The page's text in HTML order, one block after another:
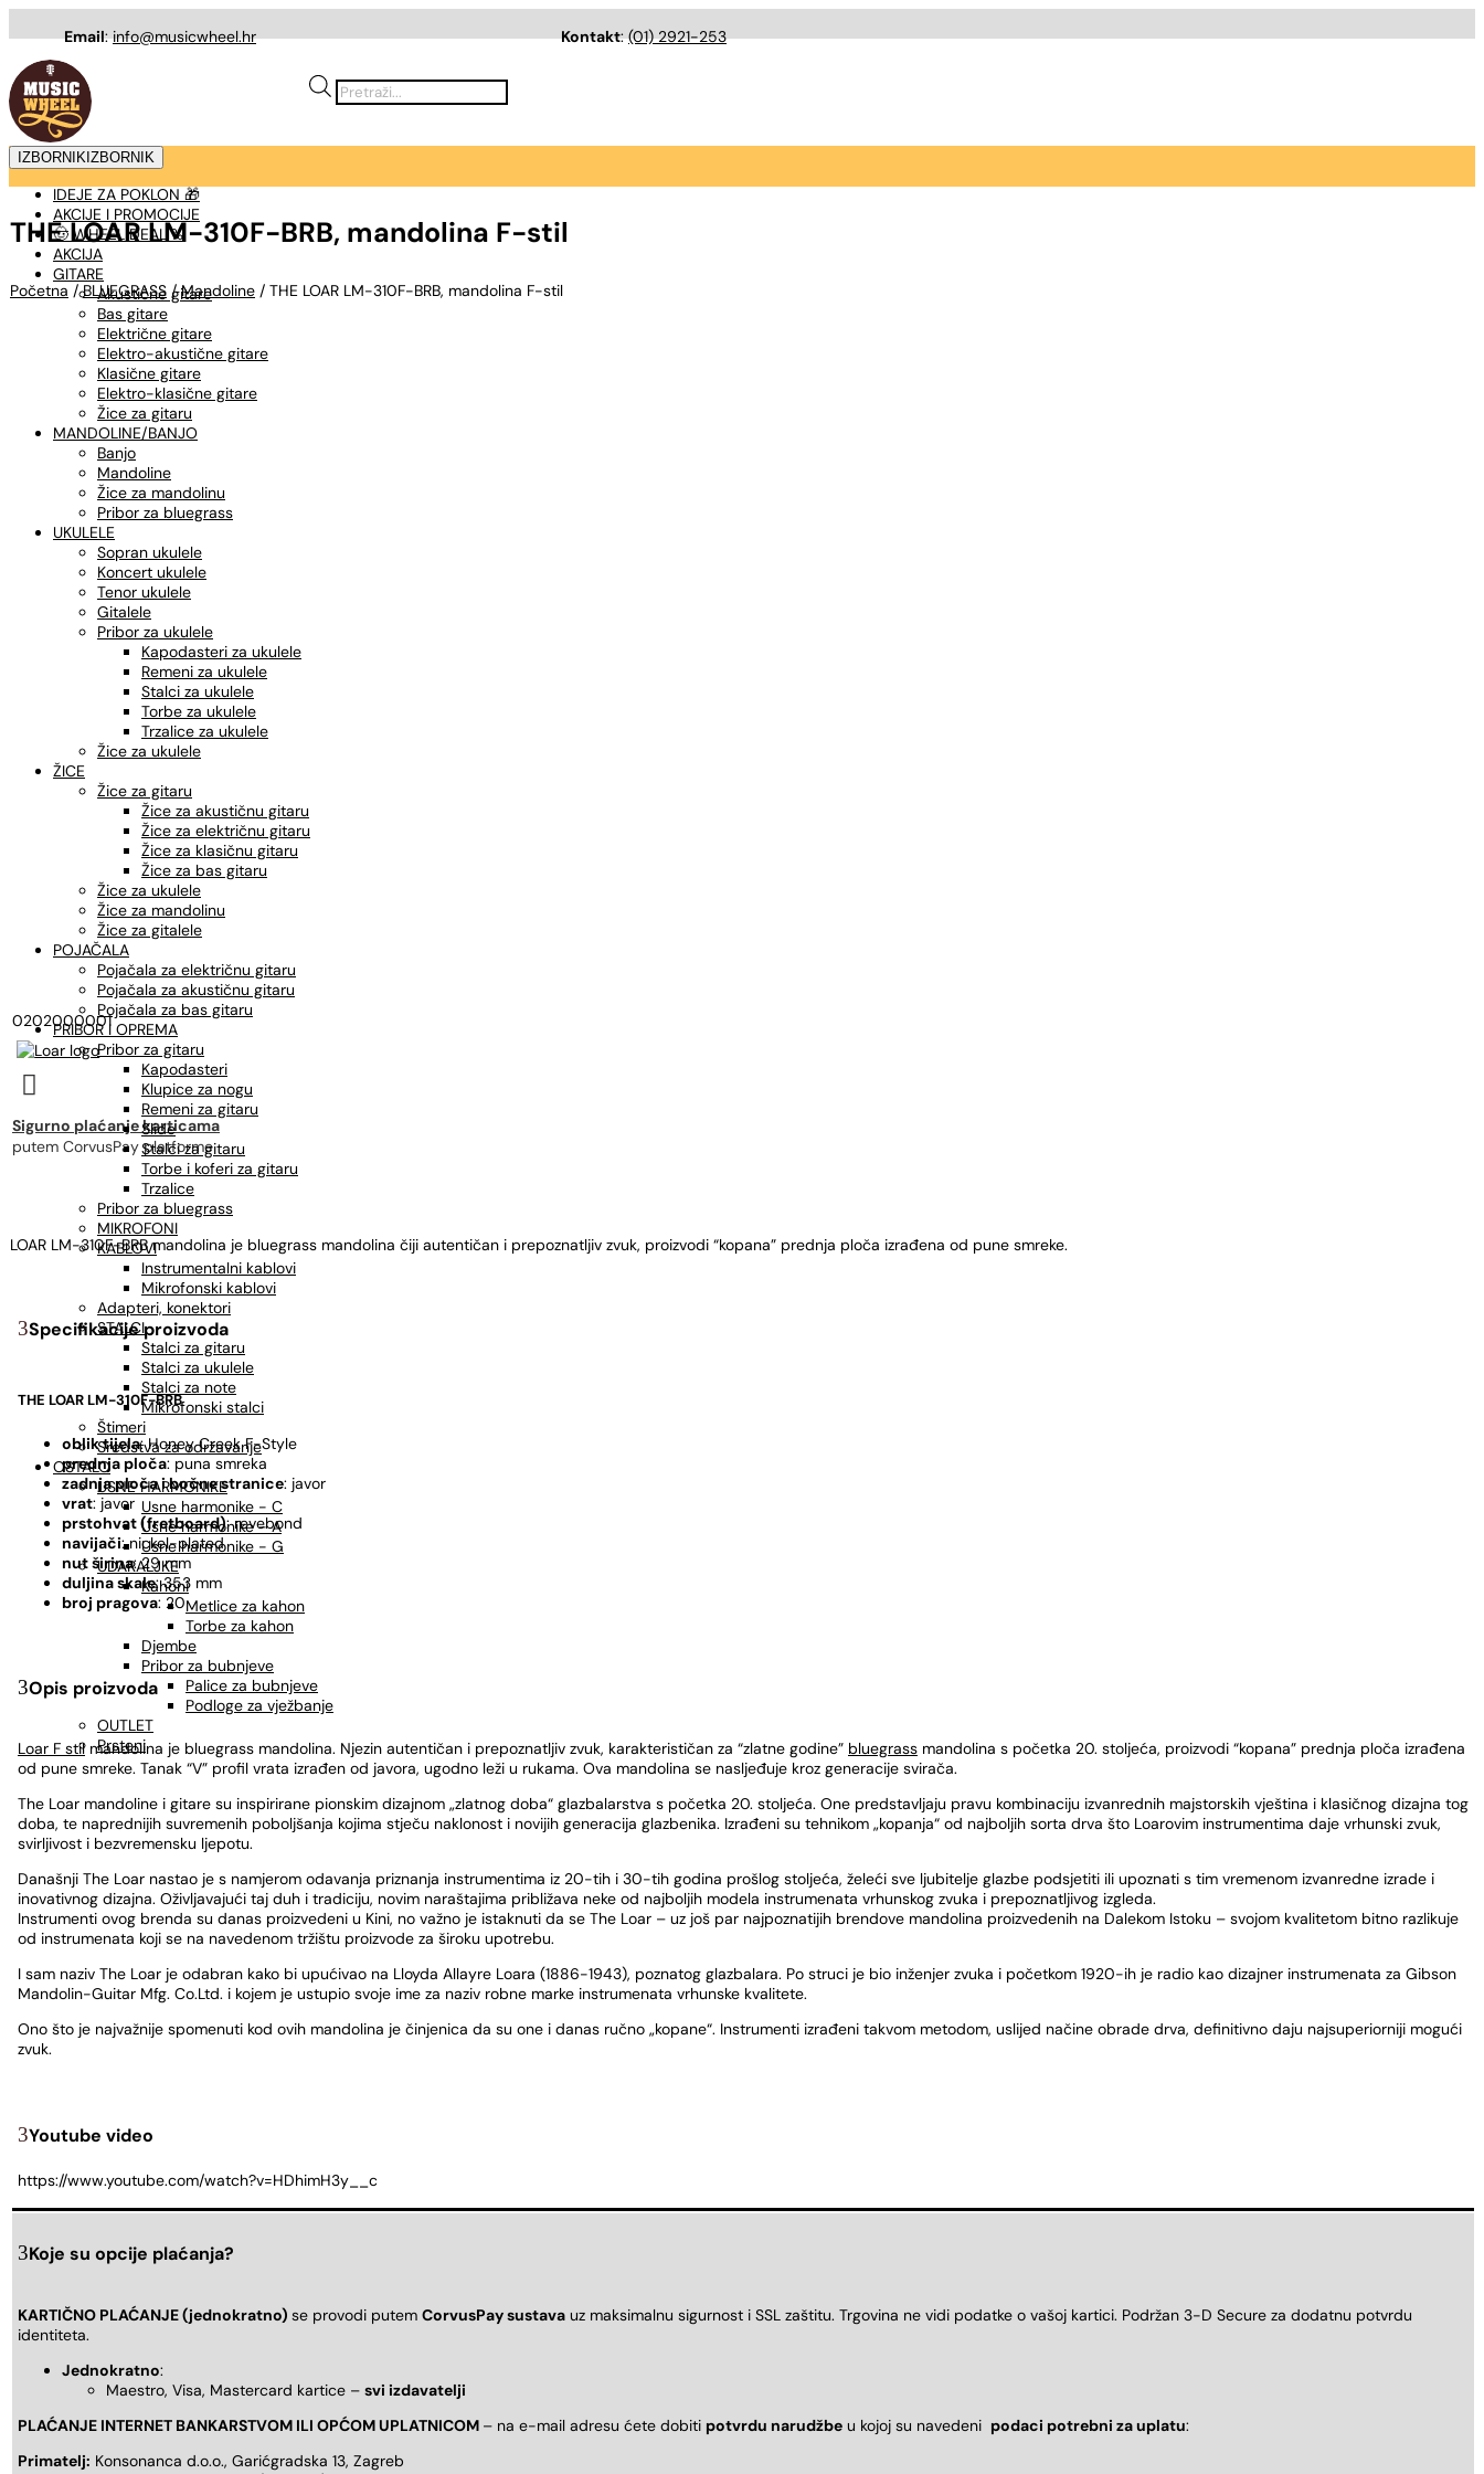
Email: info@musicwheel.hr Kontakt:(01) 2921-253
Products
search
IZBORNIK IZBORNIK
IDEJE ZA POKLON 🎁
AKCIJE I PROMOCIJE
🤠 WHEEL DEAL %
AKCIJA
GITARE
Akustične gitare
Bas gitare
Električne gitare
Elektro-akustične gitare
Klasične gitare
Elektro-klasične gitare
Žice za gitaru
MANDOLINE/BANJO
Banjo
Mandoline
Žice za mandolinu
Pribor za bluegrass
UKULELE
Sopran ukulele
Koncert ukulele
Tenor ukulele
Gitalele
Pribor za ukulele
Kapodasteri za ukulele
Remeni za ukulele
Stalci za ukulele
Torbe za ukulele
Trzalice za ukulele
Žice za ukulele
ŽICE
Žice za gitaru
Žice za akustičnu gitaru
Žice za električnu gitaru
Žice za klasičnu gitaru
Žice za bas gitaru
Žice za ukulele
Žice za mandolinu
Žice za gitalele
POJAČALA
Pojačala za električnu gitaru
Pojačala za akustičnu gitaru
Pojačala za bas gitaru
PRIBOR I OPREMA
Pribor za gitaru
Kapodasteri
Klupice za nogu
Remeni za gitaru
Slide
Stalci za gitaru
Torbe i koferi za gitaru
Trzalice
Pribor za bluegrass
MIKROFONI
KABLOVI
Instrumentalni kablovi
Mikrofonski kablovi
Adapteri, konektori
STALCI
Stalci za gitaru
Stalci za ukulele
Stalci za note
Mikrofonski stalci
Štimeri
Sredstva za održavanje
OSTALO
USNE HARMONIKE
Usne harmonike - C
Usne harmonike - A
Usne harmonike - G
UDARALJKE
Kahoni
Metlice za kahon
Torbe za kahon
Djembe
Pribor za bubnjeve
Palice za bubnjeve
Podloge za vježbanje
OUTLET
Prsteni
THE LOAR LM-310F-BRB, mandolina F-stil
Početna /BLUEGRASS /Mandoline / THE LOAR LM-310F-BRB, mandolina F-stil
0202000001

Sigurno plaćanje karticama
putem CorvusPay platforme
LOAR LM-310F-BRB mandolina je bluegrass mandolina čiji autentičan i prepoznatljiv zvuk, proizvodi “kopana” prednja ploča izrađena od pune smreke.
Specifikacije proizvoda
THE LOAR LM-310F-BRB
oblik tijela: Honey Creek F-Style
prednja ploča: puna smreka
zadnja ploča i bočne stranice: javor
vrat: javor
prstohvat (fretboard): revebond
navijači: nickel-plated
nut širina: 29 mm
duljina skale: 353 mm
broj pragova: 20
Opis proizvoda
Loar F stilmandolina je bluegrass mandolina. Njezin autentičan i prepoznatljiv zvuk, karakterističan za “zlatne godine” bluegrass mandolina s početka 20. stoljeća, proizvodi “kopana” prednja ploča izrađena
od pune smreke. Tanak “V” profil vrata izrađen od javora, ugodno leži u rukama. Ova mandolina se nasljeđuje kroz generacije svirača.
The Loar mandoline i gitare su inspirirane pionskim dizajnom „zlatnog doba“ glazbalarstva s početka 20. stoljeća. One predstavljaju pravu kombinaciju izvanrednih majstorskih vještina i klasičnog dizajna tog
doba, te naprednijih suvremenih poboljšanja kojima stječu naklonost i novijih generacija glazbenika. Izrađeni su tehnikom „kopanja“ od najboljih sorta drva što Loarovim instrumentima daje vrhunski zvuk,
svirljivost i bezvremensku ljepotu.
Današnji The Loar nastao je s namjerom odavanja priznanja instrumentima iz 20-tih i 30-tih godina prošlog stoljeća, želeći sve ljubitelje glazbe podsjetiti ili upoznati s tim vremenom izvanredne izrade i
inovativnog dizajna. Oživljavajući taj duh i tradiciju, novim naraštajima približava neke od najboljih modela instrumenata vrhunskog zvuka i prepoznatljivog izgleda.
Instrumenti ovog brenda su danas proizvedeni u Kini, no važno je istaknuti da se The Loar – uz još par najpoznatijih brendove mandolina proizvedenih na Dalekom Istoku – svojom kvalitetom bitno razlikuje
od instrumenata koji se na navedenom tržištu proizvode za široku upotrebu.
I sam naziv The Loar je odabran kako bi upućivao na Lloyda Allayre Loara (1886-1943), poznatog glazbalara. Po struci je bio inženjer zvuka i početkom 1920-ih je radio kao dizajner instrumenata za Gibson
Mandolin-Guitar Mfg. Co.Ltd. i kojem je ustupio svoje ime za naziv robne marke instrumenata vrhunske kvalitete.
Ono što je najvažnije spomenuti kod ovih mandolina je činjenica da su one i danas ručno „kopane“. Instrumenti izrađeni takvom metodom, uslijed načine obrade drva, definitivno daju najsuperiorniji mogući
zvuk.
Youtube video
https://www.youtube.com/watch?v=HDhimH3y__c
Koje su opcije plaćanja?
KARTIČNO PLAĆANJE (jednokratno) se provodi putem CorvusPay sustava uz maksimalnu sigurnost i SSL zaštitu. Trgovina ne vidi podatke o vašoj kartici. Podržan 3-D Secure za dodatnu potvrdu
identiteta.
Jednokratno:
Maestro, Visa, Mastercard kartice – svi izdavatelji
PLAĆANJE INTERNET BANKARSTVOM ILI OPĆOM UPLATNICOM – na e-mail adresu ćete dobiti potvrdu narudžbe u kojoj su navedeni podaci potrebni za uplatu:
Primatelj: Konsonanca d.o.o., Garićgradska 13, Zagreb